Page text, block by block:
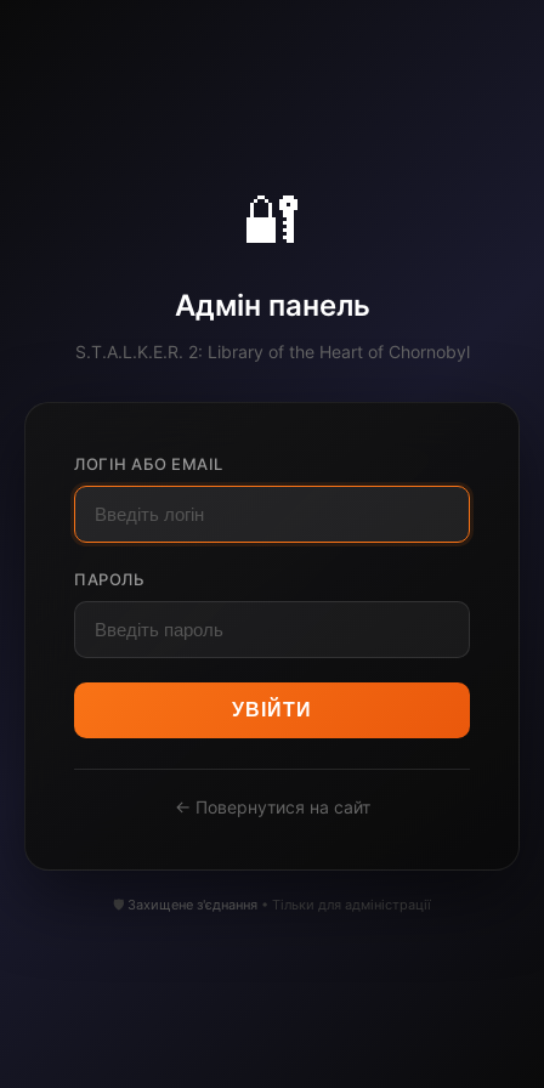
🔐
Адмін панель
S.T.A.L.K.E.R. 2: Library of the Heart of Chornobyl
ЛОГІН АБО EMAIL
ПАРОЛЬ
УВІЙТИ
← Повернутися на сайт
🛡️ Захищене з'єднання • Тільки для адміністрації